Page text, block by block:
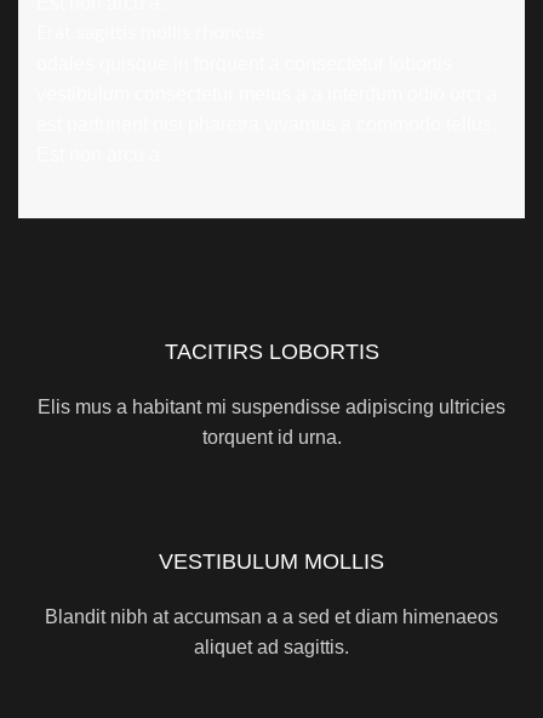
TACITIRS LOBORTIS
Elis mus a habitant mi suspendisse adipiscing ultricies
torquent id urna.
VESTIBULUM MOLLIS
Blandit nibh at accumsan a a sed et diam himenaeos
aliquet ad sagittis.